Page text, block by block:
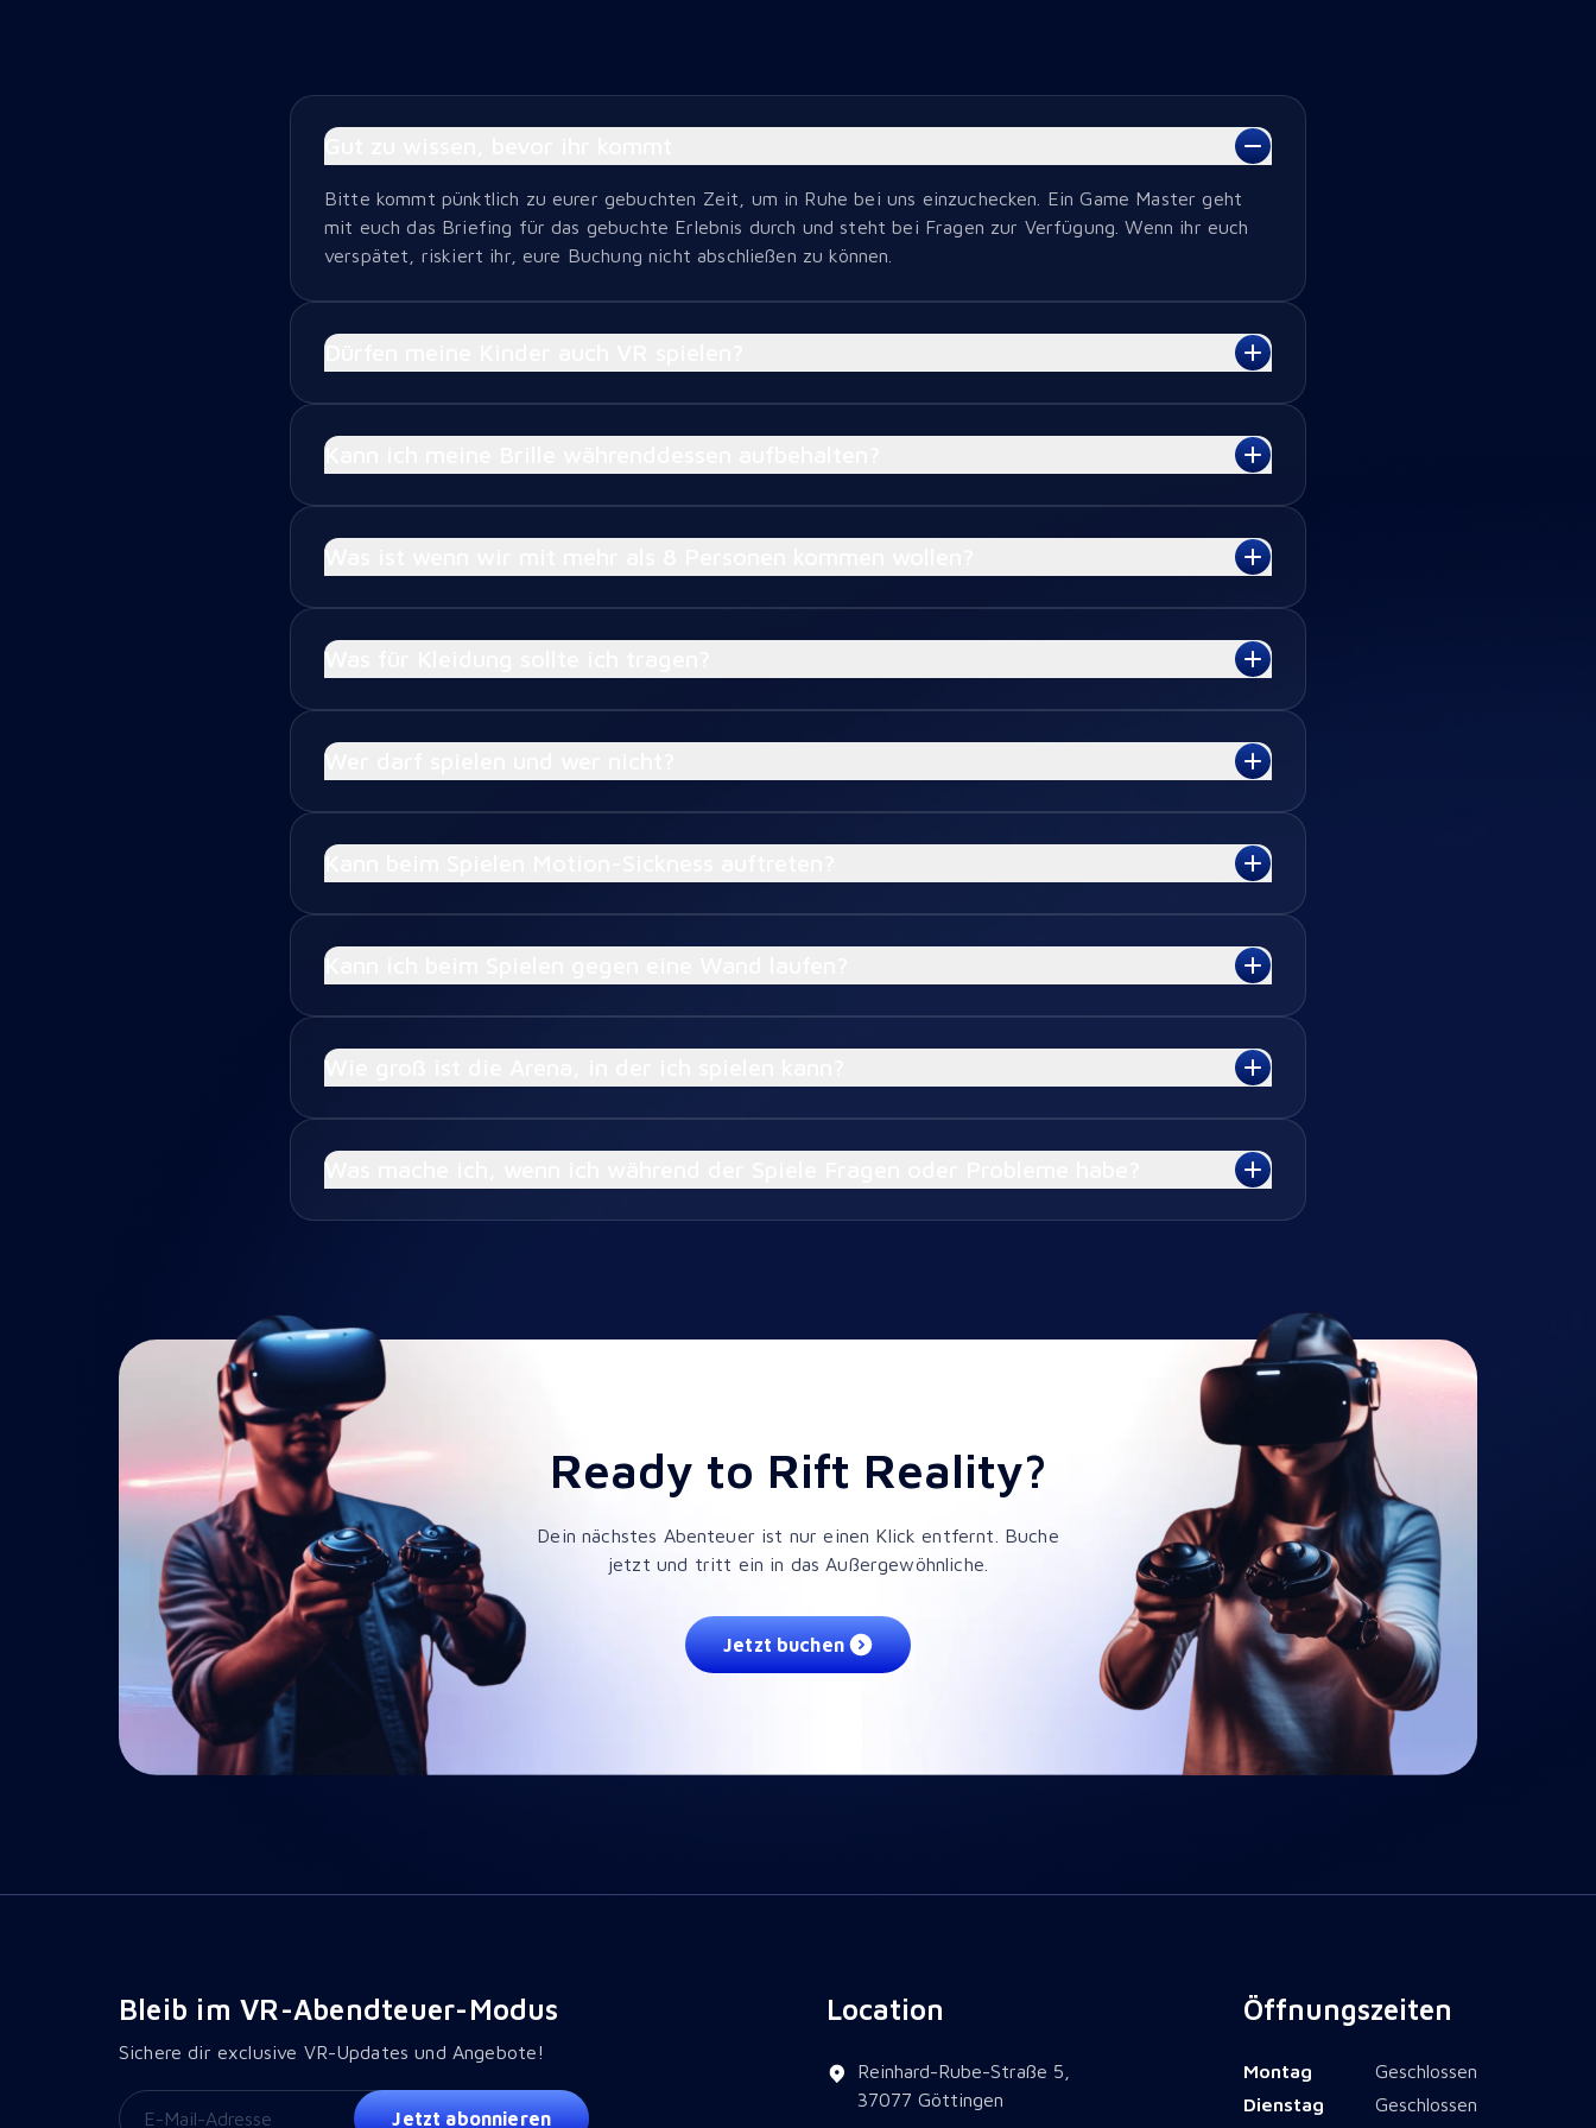
Gut zu wissen, bevor ihr kommt
Bitte kommt pünktlich zu eurer gebuchten Zeit, um in Ruhe bei uns einzuchecken. Ein Game Master geht
mit euch das Briefing für das gebuchte Erlebnis durch und steht bei Fragen zur Verfügung. Wenn ihr euch
verspätet, riskiert ihr, eure Buchung nicht abschließen zu können.
Dürfen meine Kinder auch VR spielen?
Kann ich meine Brille währenddessen aufbehalten?
Was ist wenn wir mit mehr als 8 Personen kommen wollen?
Was für Kleidung sollte ich tragen?
Wer darf spielen und wer nicht?
Kann beim Spielen Motion-Sickness auftreten?
Kann ich beim Spielen gegen eine Wand laufen?
Wie groß ist die Arena, in der ich spielen kann?
Was mache ich, wenn ich während der Spiele Fragen oder Probleme habe?
Ready to Rift Reality?
Dein nächstes Abenteuer ist nur einen Klick entfernt. Buche
jetzt und tritt ein in das Außergewöhnliche.
Jetzt buchen
Bleib im VR-Abendteuer-Modus
Sichere dir exclusive VR-Updates und Angebote!
Jetzt abonnieren
Location
Reinhard-Rube-Straße 5,
37077 Göttingen
Öffnungszeiten
Montag
Geschlossen
Dienstag
Geschlossen